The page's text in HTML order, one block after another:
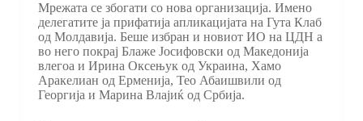
Мрежата се збогати со нова организација. Имено
делегатите ја прифатија апликацијата на Гута Клаб
од Молдавија. Беше избран и новиот ИО на ЦДН а
во него покрај Блаже Јосифовски од Македонија
влегоа и Ирина Оксењук од Украина, Хамо
Аракелиан од Ерменија, Тео Абаишвили од
Георгија и Марина Влајиќ од Србија.